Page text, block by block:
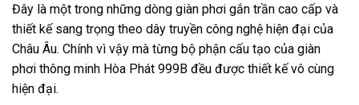
Đây là một trong những dòng giàn phơi gắn trần cao cấp và
thiết kế sang trọng theo dây truyền công nghệ hiện đại của
Châu Âu. Chính vì vậy mà từng bộ phận cấu tạo của giàn
phơi thông minh Hòa Phát 999B đều được thiết kế vô cùng
hiện đại.